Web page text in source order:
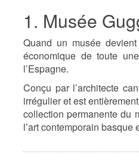
1. Musée
Quand un musée
économique de toute
l’Espagne.
Conçu par l’architecte
irrégulier et est
collection permanente du
l’art contemporain basque